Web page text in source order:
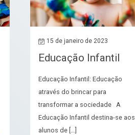
15 de janeiro de 2023
Educação Infantil
Educação Infantil: Educação
através do brincar para
transformar a sociedade A
Educação Infantil destina-se aos
alunos de […]